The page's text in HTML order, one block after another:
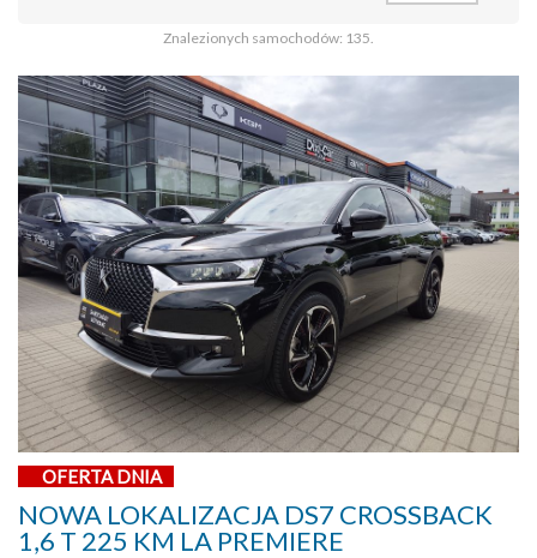
Znalezionych samochodów: 135.
OFERTA DNIA
NOWA LOKALIZACJA DS7 CROSSBACK
1,6 T 225 KM LA PREMIERE